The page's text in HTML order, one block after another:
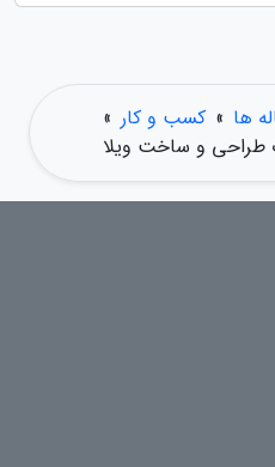
ها » کسب و کار »
و ساخت ویلا